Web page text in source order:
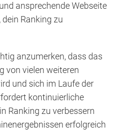
ansprechende Webseite
Ranking zu
anzumerken, dass das
von vielen weiteren
und sich im Laufe der
kontinuierliche
Ranking zu verbessern
erfolgreich